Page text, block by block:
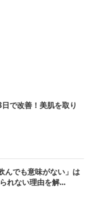
で改善！美肌を取り
んでも意味がない」は
れない理由を解...